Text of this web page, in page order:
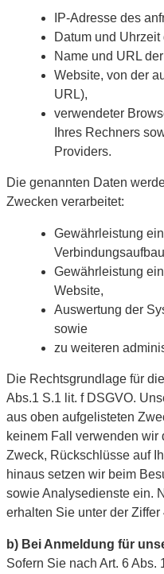
IP-Adresse des
Datum und Uhrzeit
Name und URL
Website, von der
URL),
verwendeter
Ihres Rechners
Providers.
Die genannten Daten
Zwecken verarbeitet:
Gewährleistung
Gewährleistung
Website,
Auswertung der
sowie
zu weiteren
Die Rechtsgrundlage für
Abs.1 S.1 lit. f DSGVO.
aus oben aufgelisteten
keinem Fall verwenden wir
Zweck, Rückschlüsse auf
hinaus setzen wir beim
sowie Analysedienste ein.
erhalten Sie unter der
b) Bei Anmeldung für
Sofern Sie nach Art. 6 Abs.